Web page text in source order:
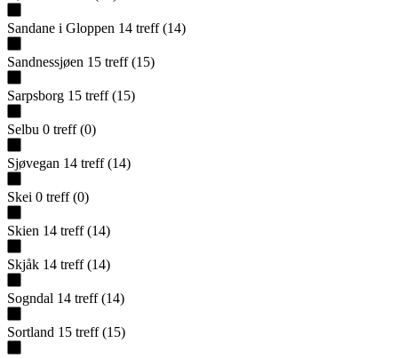
Sandane i Gloppen 14 treff (14)
Sandnessjøen 15 treff (15)
Sarpsborg 15 treff (15)
Selbu 0 treff (0)
Sjøvegan 14 treff (14)
Skei 0 treff (0)
Skien 14 treff (14)
Skjåk 14 treff (14)
Sogndal 14 treff (14)
Sortland 15 treff (15)